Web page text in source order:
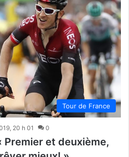
Tour de France
20 h 01 0
Premier et deuxième,